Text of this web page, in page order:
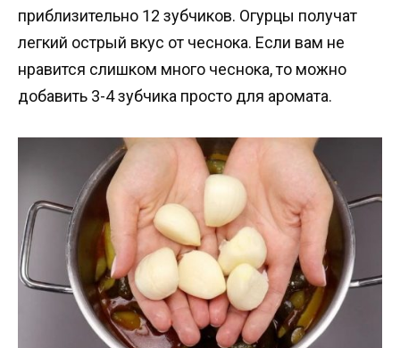
приблизительно 12 зубчиков. Огурцы получат
легкий острый вкус от чеснока. Если вам не
нравится слишком много чеснока, то можно
добавить 3-4 зубчика просто для аромата.